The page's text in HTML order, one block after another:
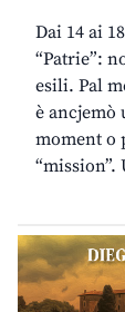
Dai 14 ai
“Patrie”:
esili. Pal
è ancjemò
moment o